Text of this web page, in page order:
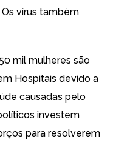
vírus também
mil mulheres são
Hospitais devido a
causadas pelo
investem
para resolverem